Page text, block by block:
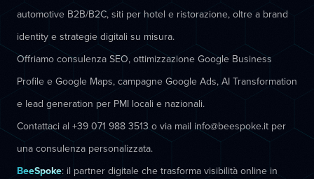
automotive B2B/B2C, siti per hotel e ristorazione, oltre a brand
identity e strategie digitali su misura.
Offriamo consulenza SEO, ottimizzazione Google Business
Profile e Google Maps, campagne Google Ads, AI Transformation
e lead generation per PMI locali e nazionali.
Contattaci al +39 071 988 3513 o via mail info@beespoke.it per
una consulenza personalizzata.
BeeSpoke: il partner digitale che trasforma visibilità online in